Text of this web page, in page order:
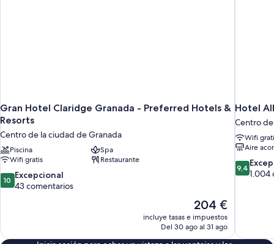
Gran Hotel Claridge Granada - Preferred Hotels &
Resorts
Centro de la ciudad de Granada
Piscina
Spa
Wifi gratis
Restaurante
10.0
sobre
10 Excepcional
43 comentarios
El
precio
actual
204 €
incluye tasas e impuestos
Del 30 ago al 31 ago
Hotel
Centro
Wifi
Aire
9.4
sobre
9,4
1.004